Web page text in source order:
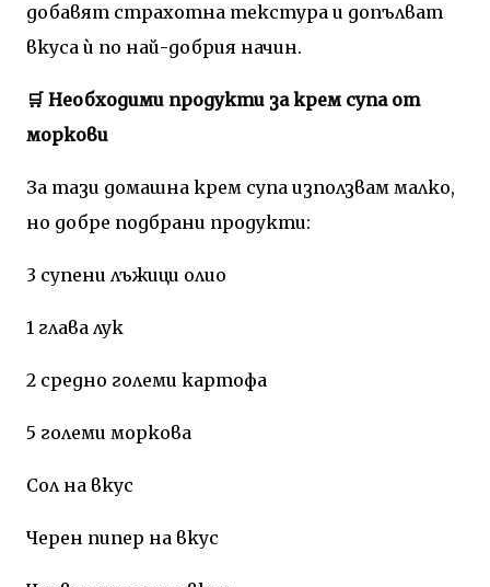
добавят страхотна текстура и допълват
вкуса ѝ по най-добрия начин.
🛒 Необходими продукти за крем супа от
моркови
За тази домашна крем супа използвам малко,
но добре подбрани продукти:
3 супени лъжици олио
1 глава лук
2 средно големи картофа
5 големи моркова
Сол на вкус
Черен пипер на вкус